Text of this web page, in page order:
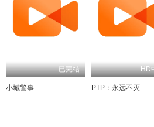
已完结
小城警事
HD
PTP：永远不灭